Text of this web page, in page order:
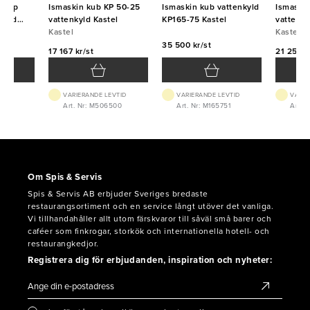
(typ
Ismaskin kub KP 50-25
vattenkyld Kastel
Kastel
17 167 kr/st
VARIERANDE LEVTID
Art. Nr: M506500
Ismaskin kub vattenkyld
KP165-75 Kastel
35 500 kr/st
VARIERANDE LEVTID
Art. Nr: M165751
Kastel
21 250
Art.
Om Spis & Servis
Spis & Servis AB erbjuder Sveriges bredaste
restaurangsortiment och en service långt utöver det vanliga.
Vi tillhandahåller allt utom färskvaror till såväl små barer och
caféer som finkrogar, storkök och internationella hotell- och
restaurangkedjor.
Registrera dig för erbjudanden, inspiration och nyheter: